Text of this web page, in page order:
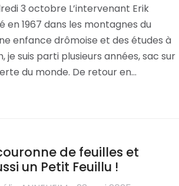
3 octobre L’intervenant Erik
en 1967 dans les montagnes du
enfance drômoise et des études à
je suis parti plusieurs années, sac sur
du monde. De retour en…
de feuilles et
un Petit Feuillu !